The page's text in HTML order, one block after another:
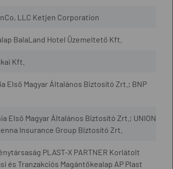
LLC Ketjen Corporation
BalaLand Hotel Üzemeltető Kft.
Kft.
Első Magyar Általános Biztosító Zrt.; BNP
Első Magyar Általános Biztosító Zrt.; UNION
Insurance Group Biztosító Zrt.
PLAST-X PARTNER Korlátolt
és Tranzakciós Magántőkealap AP Plast